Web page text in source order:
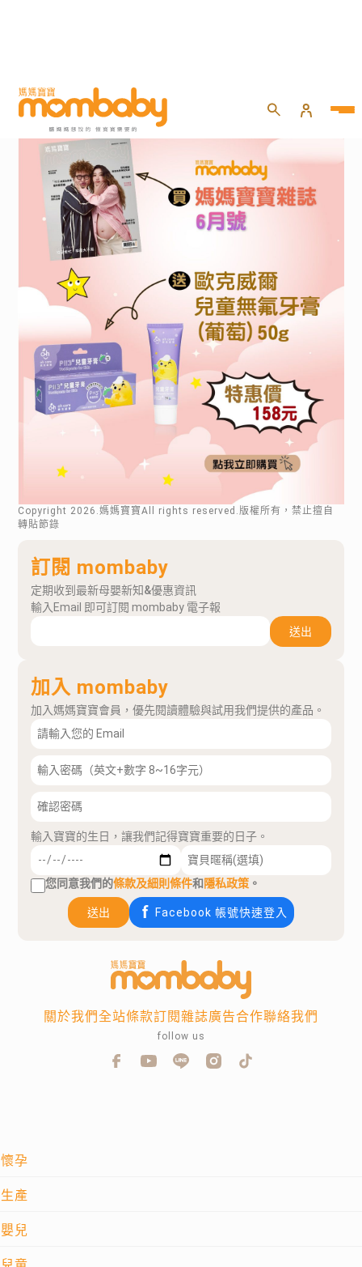
Copyright 2026 .媽媽寶寶All rights reserved.版權所有，禁止擅自
轉貼節錄
訂閱 mombaby
定期收到最新母嬰新知&優惠資訊
輸入Email 即可訂閱 mombaby 電子報
送出
加入 mombaby
加入媽媽寶寶會員，優先閱讀體驗與試用我們提供的產品。
輸入寶寶的生日，讓我們記得寶寶重要的日子。
您同意我們的條款及細則條件和隱私政策 。
送出 Facebook 帳號快速登入
懷孕
生產
嬰兒
關於我們全站條款訂閱雜誌廣告合作聯絡我們
follow us